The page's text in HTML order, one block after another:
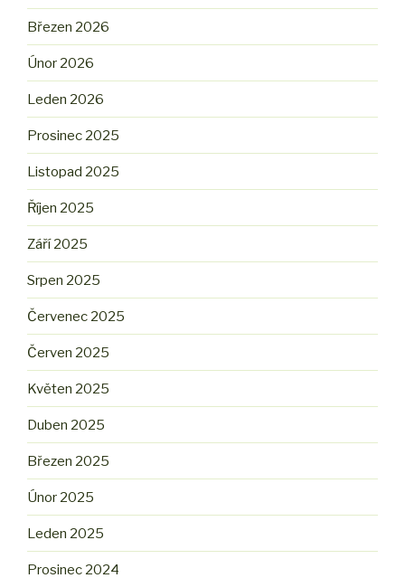
Březen 2026
Únor 2026
Leden 2026
Prosinec 2025
Listopad 2025
Říjen 2025
Září 2025
Srpen 2025
Červenec 2025
Červen 2025
Květen 2025
Duben 2025
Březen 2025
Únor 2025
Leden 2025
Prosinec 2024